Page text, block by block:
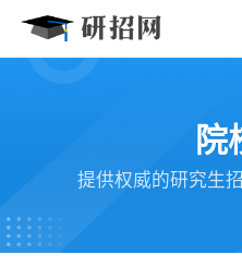
院
提供权威的研究生